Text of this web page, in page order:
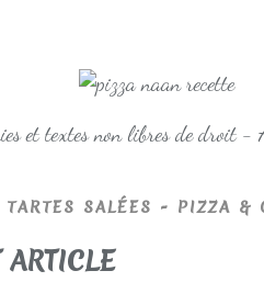
et textes non libres de droit -
TARTES SALÉES - PIZZA &
ARTICLE